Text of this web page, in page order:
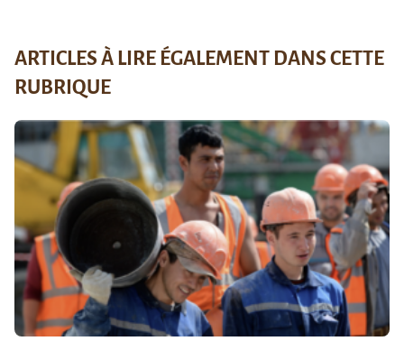
ARTICLES À LIRE ÉGALEMENT DANS CETTE
RUBRIQUE